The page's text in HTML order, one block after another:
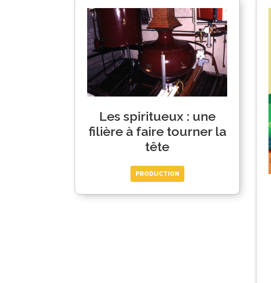
Les spiritueux : une
filière à faire tourner la
tête
PRODUCTION